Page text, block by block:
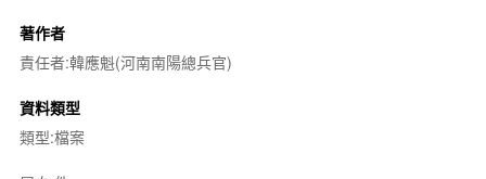
著作者
責任者:韓應魁(河南南陽總兵官)
資料類型
類型:檔案